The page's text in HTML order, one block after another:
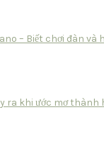
– Biết chơi đàn và
ra khi ước mơ thành